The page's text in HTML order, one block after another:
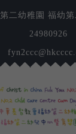
二幼稚園 福幼
24980926